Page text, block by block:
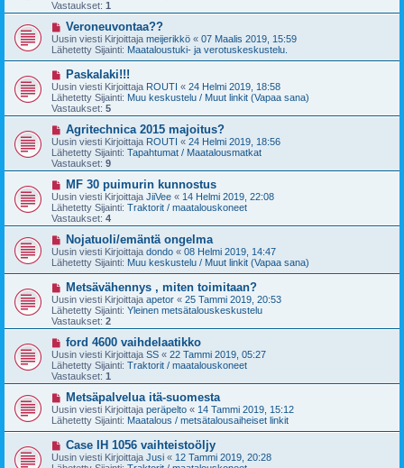
iv
s
t
Vastaukset: 1
U
u
s
i
v
e
s
t
Veroneuvontaa??
Uusin viesti Kirjoittaja meijerikkö « 07 Maalis 2019, 15:59
Lähetetty Sijainti: Maataloustuki- ja verotuskeskustelu.
U
u
s
i
v
e
s
t
i
Paskalaki!!!
Uusin viesti Kirjoittaja ROUTI « 24 Helmi 2019, 18:58
Lähetetty Sijainti: Muu keskustelu / Muut linkit (Vapaa sana)
Vastaukset: 5
U
u
s
i
v
e
s
t
i
Agritechnica 2015 majoitus?
Uusin viesti Kirjoittaja ROUTI « 24 Helmi 2019, 18:56
Lähetetty Sijainti: Tapahtumat / Maatalousmatkat
Vastaukset: 9
U
u
s
i
v
e
s
t
MF 30 puimurin kunnostus
Uusin viesti Kirjoittaja JiiVee « 14 Helmi 2019, 22:08
Lähetetty Sijainti: Traktorit / maatalouskoneet
Vastaukset: 4
U
u
s
i
v
e
s
t
Nojatuoli/emäntä ongelma
Uusin viesti Kirjoittaja dondo « 08 Helmi 2019, 14:47
Lähetetty Sijainti: Muu keskustelu / Muut linkit (Vapaa sana)
U
u
s
i
v
e
s
t
i
Metsävähennys , miten toimitaan?
Uusin viesti Kirjoittaja apetor « 25 Tammi 2019, 20:53
Lähetetty Sijainti: Yleinen metsätalouskeskustelu
Vastaukset: 2
U
u
s
i
v
e
s
t
ford 4600 vaihdelaatikko
Uusin viesti Kirjoittaja SS « 22 Tammi 2019, 05:27
Lähetetty Sijainti: Traktorit / maatalouskoneet
Vastaukset: 1
U
u
s
i
e
Metsäpalvelua itä-suomesta
Uusin viesti Kirjoittaja peräpelto « 14 Tammi 2019, 15:12
Lähetetty Sijainti: Maatalous / metsätalousaiheiset linkit
U
u
s
Case IH 1056 vaihteistoöljy
Uusin viesti Kirjoittaja Jusi « 12 Tammi 2019, 20:28